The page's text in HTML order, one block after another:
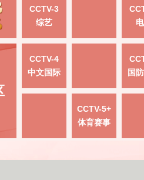
CCTV-3
综艺
CCTV-4
中文国际
国
CCTV-5+
体育赛事